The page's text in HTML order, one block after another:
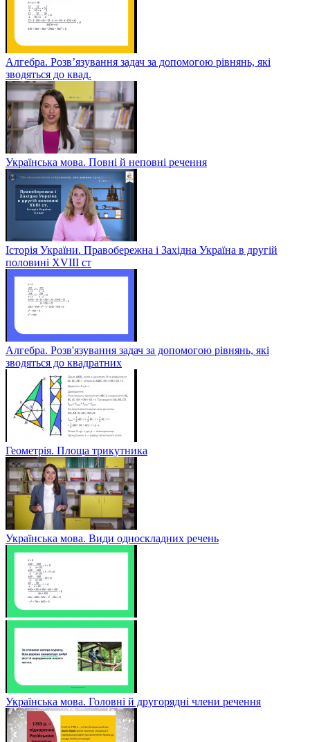
Алгебра. Розв’язування задач за допомогою рівнянь, які
зводяться до квад.
Українська мова. Повні й неповні речення
Історія України. Правобережна і Західна Україна в другій
половині XVIII ст
Алгебра. Розв'язування задач за допомогою рівнянь, які
зводяться до квадратних
Геометрія. Площа трикутника
Українська мова. Види односкладних речень
Українська мова. Головні й другорядні члени речення